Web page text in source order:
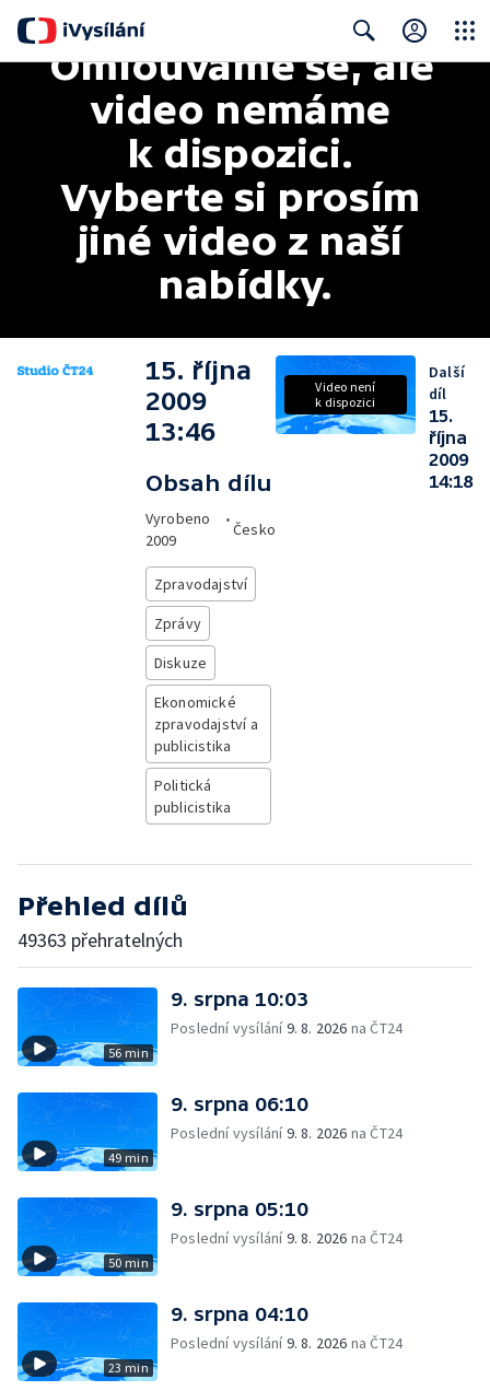
Search
Omlouváme se, ale
video nemáme
k dispozici.
Vyberte si prosím
jiné video z naší
nabídky.
15. října
2009
13:46
Obsah dílu
Vyrobeno
2009
•
Česko
Zpravodajství
Zprávy
Diskuze
Ekonomické
zpravodajství a
publicistika
Politická
publicistika
Video není
k dispozici
Další
díl
15.
října
2009
14:18
Přehled dílů
49363 přehratelných
56 min
9. srpna 10:03
Poslední vysílání9. 8. 2026 na ČT24
49 min
9. srpna 06:10
Poslední vysílání9. 8. 2026 na ČT24
50 min
9. srpna 05:10
Poslední vysílání9. 8. 2026 na ČT24
23 min
9. srpna 04:10
Poslední vysílání9. 8. 2026 na ČT24